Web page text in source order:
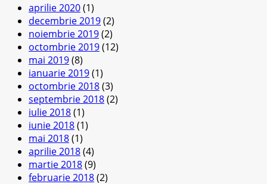
aprilie 2020(1)
decembrie 2019(2)
noiembrie 2019(2)
octombrie 2019(12)
mai 2019(8)
ianuarie 2019(1)
octombrie 2018(3)
septembrie 2018(2)
iulie 2018(1)
iunie 2018(1)
mai 2018(1)
aprilie 2018(4)
martie 2018(9)
februarie 2018(2)